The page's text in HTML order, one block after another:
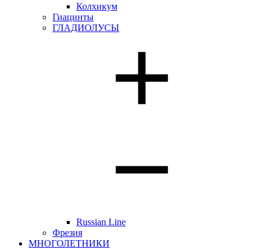
Колхикум
Гиацинты
ГЛАДИОЛУСЫ
Russian Line
Фрезия
МНОГОЛЕТНИКИ